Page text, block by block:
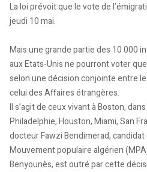
La loi prévoit que le vote de
jeudi 10 mai.
Mais une grande partie des 10 000
aux Etats-Unis ne pourront voter
selon une décision conjointe entre
celui des Affaires étrangères.
Il s’agit de ceux vivant à Boston,
Philadelphie, Houston, Miami, San
docteur Fawzi Bendimerad,
Mouvement populaire algérien
Benyounès, est outré par cette